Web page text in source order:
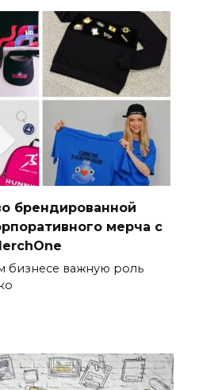
брендированной
мерча с
бизнесе важную роль